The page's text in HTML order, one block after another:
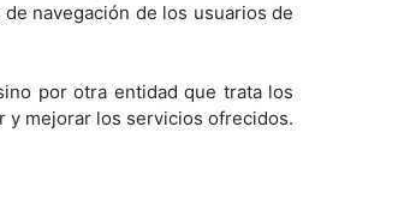
navegación de los usuarios de
por otra entidad que trata los
y mejorar los servicios ofrecidos.